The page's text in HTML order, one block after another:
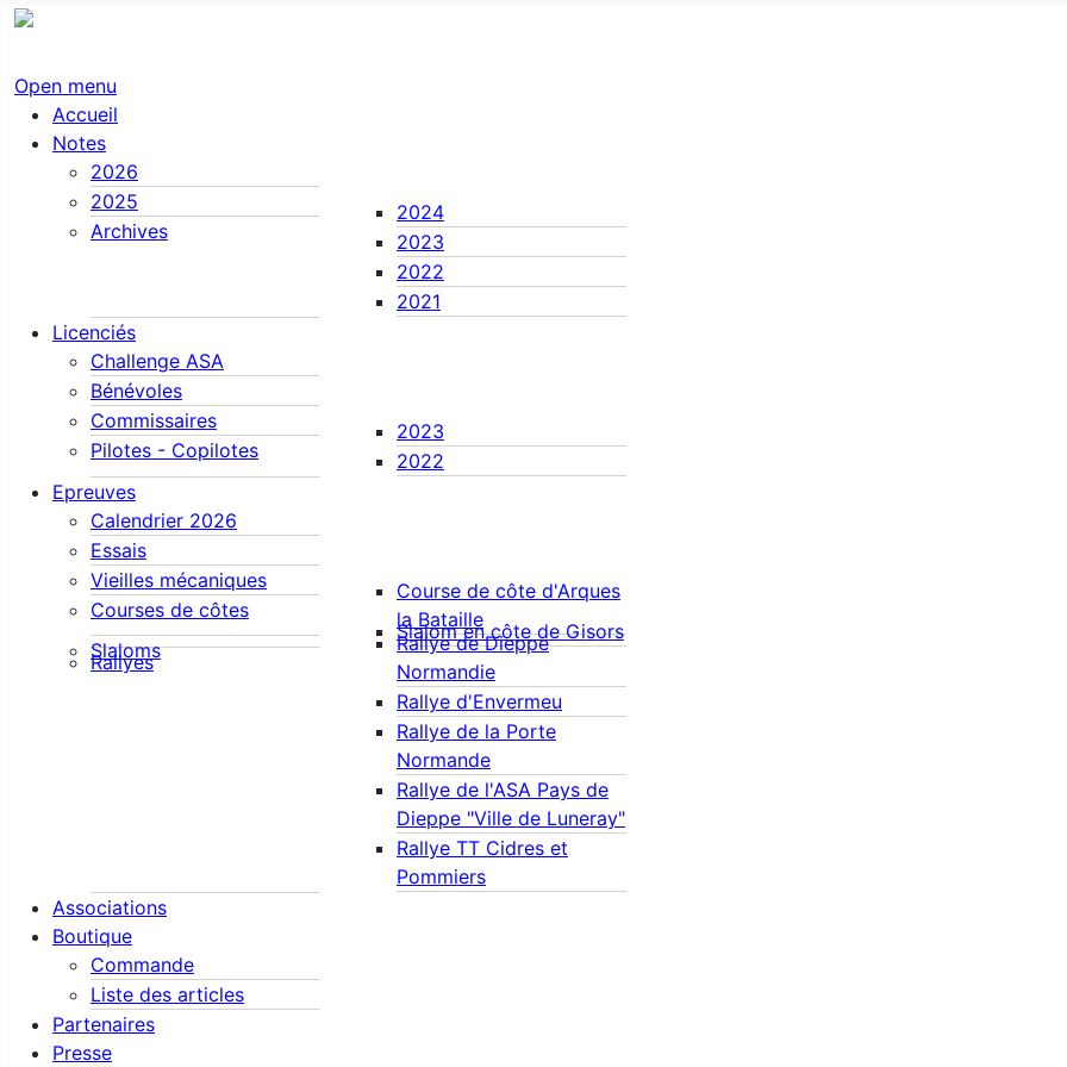
Open menu
Accueil
Notes
2026
2025
Archives
2024
2023
2022
2021
Licenciés
Challenge ASA
Bénévoles
Commissaires
Pilotes - Copilotes
2023
2022
Epreuves
Calendrier 2026
Essais
Vieilles mécaniques
Courses de côtes
Course de côte d'Arques
la Bataille
Slaloms
Slalom en côte de Gisors
Rallyes
Rallye de Dieppe
Normandie
Rallye d'Envermeu
Rallye de la Porte
Normande
Rallye de l'ASA Pays de
Dieppe "Ville de Luneray"
Rallye TT Cidres et
Pommiers
Associations
Boutique
Commande
Liste des articles
Partenaires
Presse